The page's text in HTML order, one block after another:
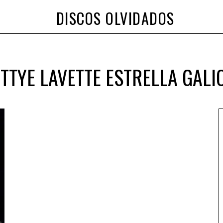
DISCOS OLVIDADOS
LAVETTE ESTRELLA